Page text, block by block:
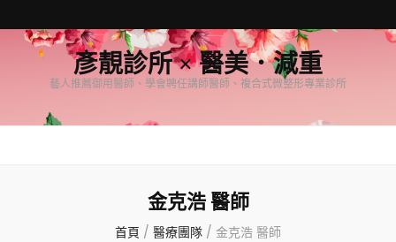
彥靚診所 × 醫美．減重
藝人推薦御用醫師、學會聘任講師醫師、複合式微整形專業診所
金克浩 醫師
首頁 / 醫療團隊 / 金克浩 醫師